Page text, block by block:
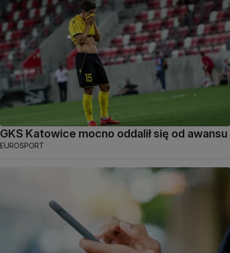
GKS Katowice mocno oddalił się od awansu
EUROSPORT